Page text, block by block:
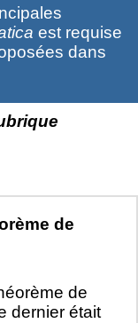
est requise
dans
de
de
dernier était